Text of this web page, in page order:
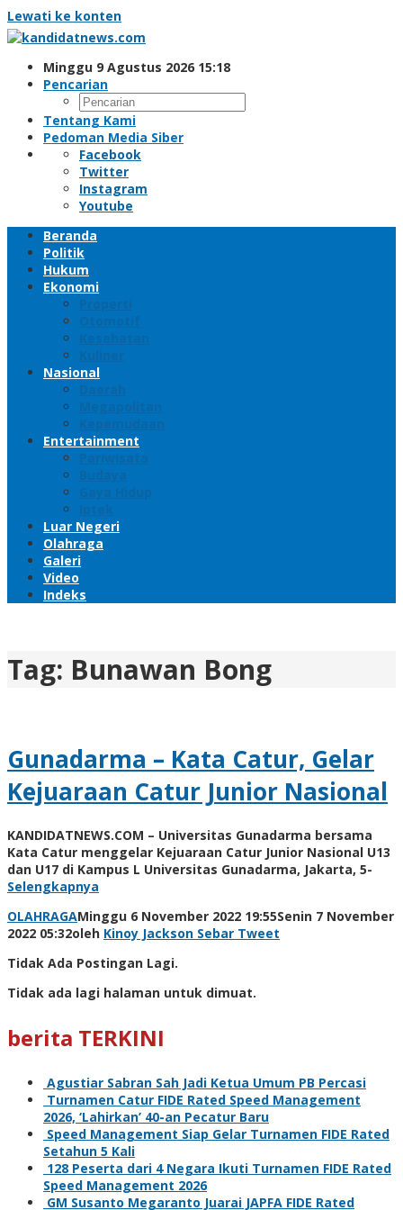
Lewati ke konten
Minggu 9 Agustus 2026 15:18
Pencarian
Tentang Kami
Pedoman Media Siber
Facebook
Twitter
Instagram
Youtube
Beranda
Politik
Hukum
Ekonomi
Properti
Otomotif
Kesehatan
Kuliner
Nasional
Daerah
Megapolitan
Kepemudaan
Entertainment
Pariwisata
Budaya
Gaya Hidup
Iptek
Luar Negeri
Olahraga
Galeri
Video
Indeks
Tag: Bunawan Bong
Gunadarma – Kata Catur, Gelar
Kejuaraan Catur Junior Nasional
KANDIDATNEWS.COM – Universitas Gunadarma bersama
Kata Catur menggelar Kejuaraan Catur Junior Nasional U13
dan U17 di Kampus L Universitas Gunadarma, Jakarta, 5-
Selengkapnya
OLAHRAGAMinggu 6 November 2022 19:55Senin 7 November
2022 05:32oleh Kinoy Jackson Sebar Tweet
Tidak Ada Postingan Lagi.
Tidak ada lagi halaman untuk dimuat.
berita TERKINI
Agustiar Sabran Sah Jadi Ketua Umum PB Percasi
Turnamen Catur FIDE Rated Speed Management
2026, ‘Lahirkan’ 40-an Pecatur Baru
Speed Management Siap Gelar Turnamen FIDE Rated
Setahun 5 Kali
128 Peserta dari 4 Negara Ikuti Turnamen FIDE Rated
Speed Management 2026
GM Susanto Megaranto Juarai JAPFA FIDE Rated